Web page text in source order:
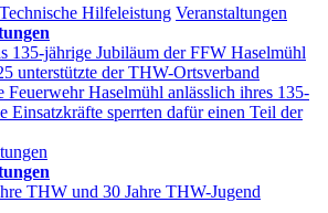
Technische Hilfeleistung Veranstaltungen
135-jährige Jubiläum der FFW Haselmühl
unterstützte der THW-Ortsverband
Haselmühl anlässlich ihres 135-
Einsatzkräfte sperrten dafür einen Teil der
THW und 30 Jahre THW-Jugend